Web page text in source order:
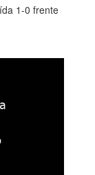
1-0 frente